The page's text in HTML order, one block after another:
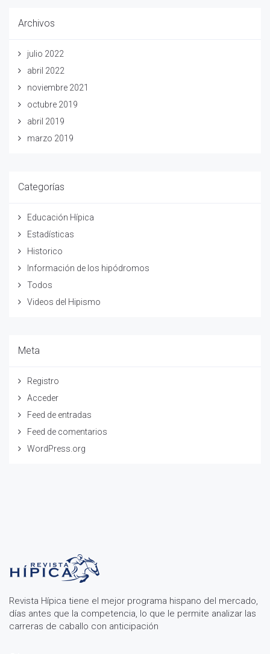
Archivos
julio 2022
abril 2022
noviembre 2021
octubre 2019
abril 2019
marzo 2019
Categorías
Educación Hípica
Estadísticas
Historico
Información de los hipódromos
Todos
Videos del Hipismo
Meta
Registro
Acceder
Feed de entradas
Feed de comentarios
WordPress.org
Revista Hípica tiene el mejor programa hispano del mercado,
días antes que la competencia, lo que le permite analizar las
carreras de caballo con anticipación